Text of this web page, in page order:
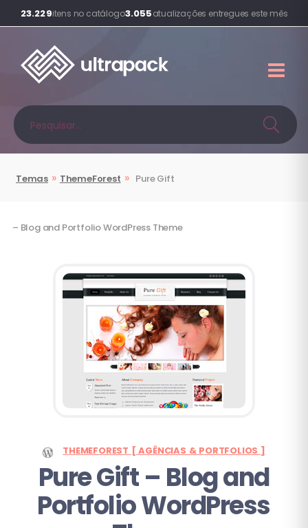
23.229itens no catálogo3.055atualizações entregues este mês
Temas » ThemeForest » Pure Gift
– Blog and Portfolio WordPress Theme
THEMEFOREST [ AGÊNCIAS & PORTFOLIOS ]
Pure Gift– Blog and
Portfolio WordPress